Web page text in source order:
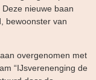
nieuwe baan
bewoonster van
overgenomen met
“IJsverenenging de